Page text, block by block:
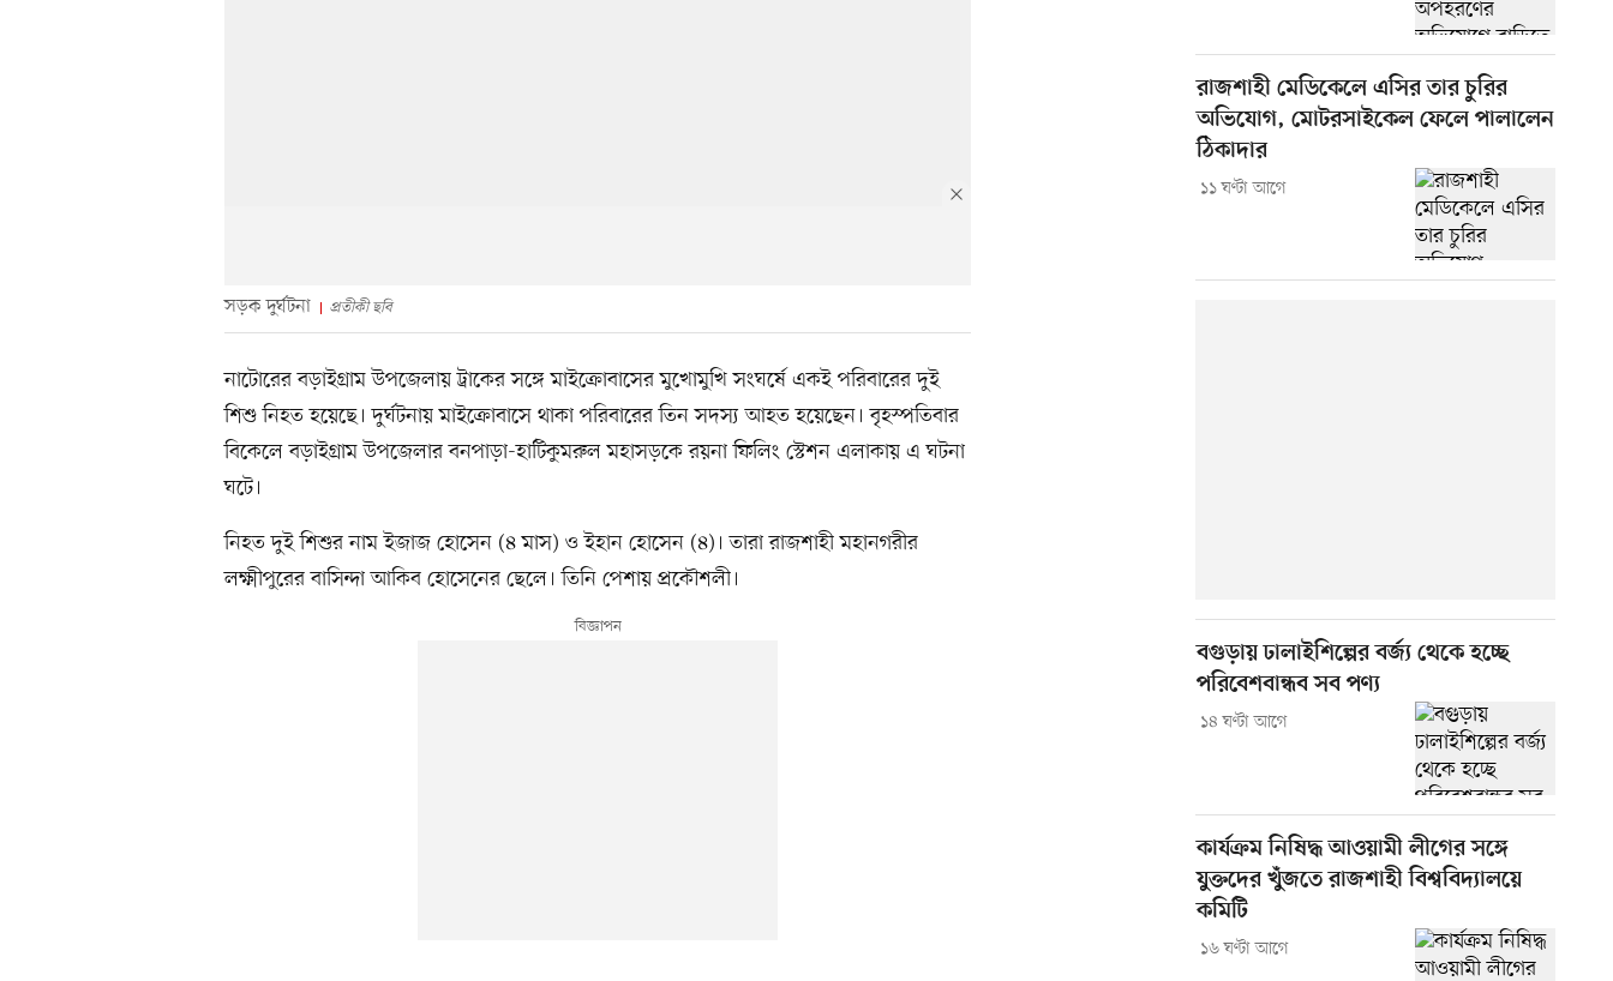
সড়ক দুর্ঘটনা প্রতীকী ছবি
নাটোরের বড়াইগ্রাম উপজেলায় ট্রাকের সঙ্গে মাইক্রোবাসের মুখোমুখি সংঘর্ষে একই পরিবারের দুই
শিশু নিহত হয়েছে। দুর্ঘটনায় মাইক্রোবাসে থাকা পরিবারের তিন সদস্য আহত হয়েছেন। বৃহস্পতিবার
বিকেলে বড়াইগ্রাম উপজেলার বনপাড়া-হাটিকুমরুল মহাসড়কে রয়না ফিলিং স্টেশন এলাকায় এ ঘটনা
ঘটে।
নিহত দুই শিশুর নাম ইজাজ হোসেন (৪ মাস) ও ইহান হোসেন (৪)। তারা রাজশাহী মহানগরীর
লক্ষ্মীপুরের বাসিন্দা আকিব হোসেনের ছেলে। তিনি পেশায় প্রকৌশলী।
রাজশাহী মেডিকেলে এসির তার চুরির
অভিযোগ, মোটরসাইকেল ফেলে পালালেন
ঠিকাদার
১১ ঘণ্টা আগে
বগুড়ায় ঢালাইশিল্পের বর্জ্য থেকে হচ্ছে
পরিবেশবান্ধব সব পণ্য
১৪ ঘণ্টা আগে
কার্যক্রম নিষিদ্ধ আওয়ামী লীগের সঙ্গে
যুক্তদের খুঁজতে রাজশাহী বিশ্ববিদ্যালয়ে
কমিটি
১৬ ঘণ্টা আগে